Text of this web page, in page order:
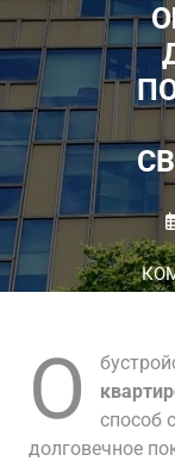
О
способ
долговечное